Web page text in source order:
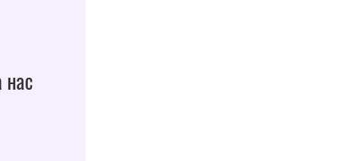
нас